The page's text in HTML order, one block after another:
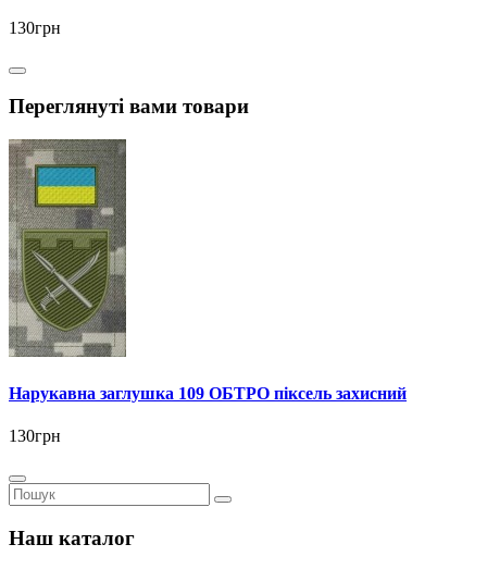
130грн
Переглянуті вами товари
Нарукавна заглушка 109 ОБТРО піксель захисний
130грн
Наш каталог